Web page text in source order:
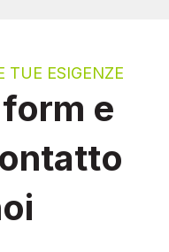
TUE ESIGENZE
e